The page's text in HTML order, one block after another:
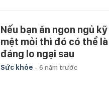
Nếu bạn ăn ngon ngủ
mệt mỏi thì đó có thể
đáng lo ngại sau
Sức khỏe - 6 năm trước